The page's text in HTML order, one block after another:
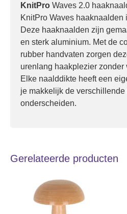
Gerelateerde producten
KnitPro Waves 2.0
KnitPro Waves haaknaalden
Deze haaknaalden zijn
en sterk aluminium. Met de
rubber handvaten zorgen
urenlang haakplezier zonder
Elke naalddikte heeft een
je makkelijk de verschillende
onderscheiden.